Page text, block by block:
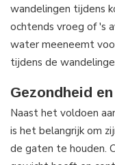
wandelingen tijdens
ochtends vroeg of 's
water meeneemt
tijdens de
Gezondheid
Naast het voldoen
is het belangrijk om
de gaten te houden.